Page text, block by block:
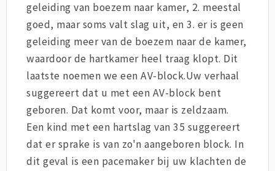
geleiding van boezem naar kamer, 2. meestal
goed, maar soms valt slag uit, en 3. er is geen
geleiding meer van de boezem naar de kamer,
waardoor de hartkamer heel traag klopt. Dit
laatste noemen we een AV-block.Uw verhaal
suggereert dat u met een AV-block bent
geboren. Dat komt voor, maar is zeldzaam.
Een kind met een hartslag van 35 suggereert
dat er sprake is van zo'n aangeboren block. In
dit geval is een pacemaker bij uw klachten de